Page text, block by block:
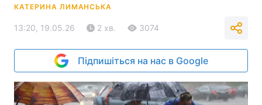
КАТЕРИНА ЛИМАНСЬКА
13:20, 19.05.26 2 хв. 3074
Підпишіться на нас в Google